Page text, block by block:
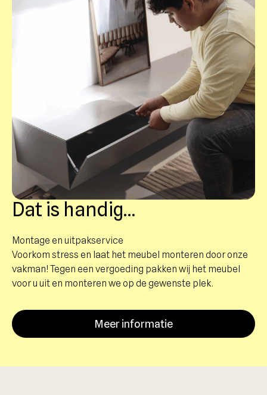
Dat is handig…
Montage en uitpakservice
Voorkom stress en laat het meubel monteren door onze
vakman! Tegen een vergoeding pakken wij het meubel
voor u uit en monteren we op de gewenste plek.
Meer informatie